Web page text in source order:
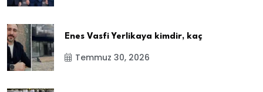
Enes Vasfi Yerlikaya kimdir, kaç
Temmuz 30, 2026